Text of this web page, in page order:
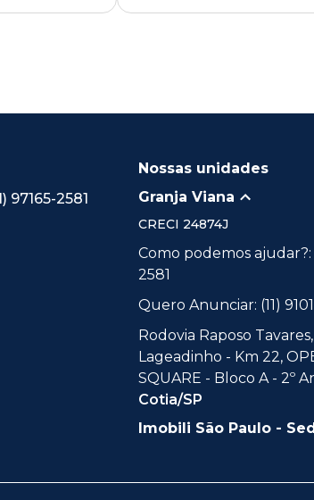
97165-2581
Nossas unidades
Granja Viana
CRECI 24874J
Como podemos ajudar?:
2581
Quero Anunciar: (11)
Rodovia Raposo
Lageadinho - Km 22,
SQUARE - Bloco A - 2º
Cotia/SP
Imobili São Paulo -